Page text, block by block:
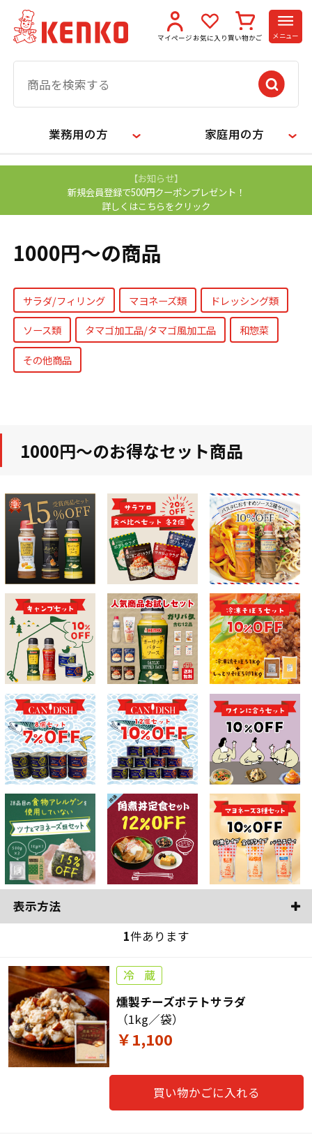
マイページ お気に入り 買い物かご メニュー
業務用の方 家庭用の方
【お知らせ】
新規会員登録で500円クーポンプレゼント！
詳しくはこちらをクリック
1000円～の商品
サラダ/フィリング マヨネーズ類 ドレッシング類
ソース類 タマゴ加工品/タマゴ風加工品 和惣菜
その他商品
1000円～のお得なセット商品
表示方法
1件あります
燻製チーズポテトサラダ
（1kg／袋）
￥1,100
買い物かごに入れる